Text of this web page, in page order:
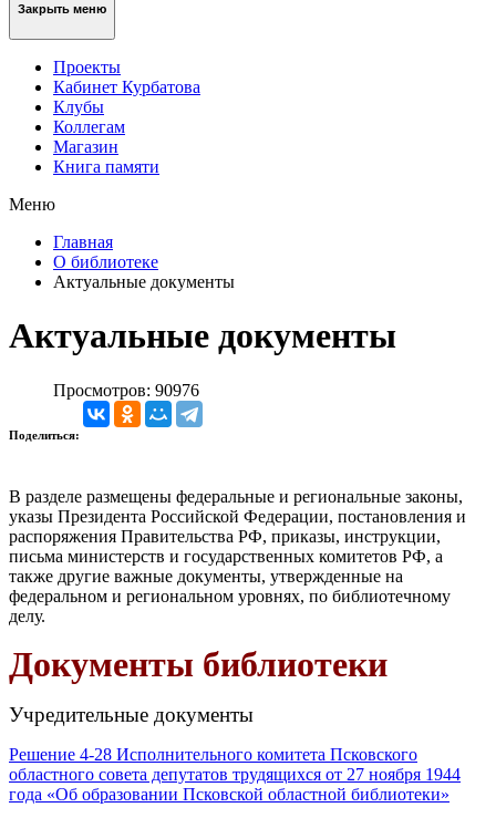
Закрыть меню
Проекты
Кабинет Курбатова
Клубы
Коллегам
Магазин
Книга памяти
Меню
Главная
О библиотеке
Актуальные документы
Актуальные документы
Просмотров: 90976
Поделиться:
В разделе размещены федеральные и региональные законы,
указы Президента Российской Федерации, постановления и
распоряжения Правительства РФ, приказы, инструкции,
письма министерств и государственных комитетов РФ, а
также другие важные документы, утвержденные на
федеральном и региональном уровнях, по библиотечному
делу.
Документы библиотеки
Учредительные документы
Решение 4-28 Исполнительного комитета Псковского
областного совета депутатов трудящихся от 27 ноября 1944
года «Об образовании Псковской областной библиотеки»